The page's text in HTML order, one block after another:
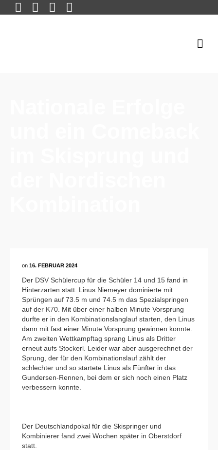
on 16. FEBRUAR 2024
Der DSV Schülercup für die Schüler 14 und 15 fand in
Hinterzarten statt. Linus Niemeyer dominierte mit
Sprüngen auf 73.5 m und 74.5 m das Spezialspringen
auf der K70. Mit über einer halben Minute Vorsprung
durfte er in den Kombinationslanglauf starten, den Linus
dann mit fast einer Minute Vorsprung gewinnen konnte.
Am zweiten Wettkampftag sprang Linus als Dritter
erneut aufs Stockerl. Leider war aber ausgerechnet der
Sprung, der für den Kombinationslauf zählt der
schlechter und so startete Linus als Fünfter in das
Gundersen-Rennen, bei dem er sich noch einen Platz
verbessern konnte.
Der Deutschlandpokal für die Skispringer und
Kombinierer fand zwei Wochen später in Oberstdorf
statt.